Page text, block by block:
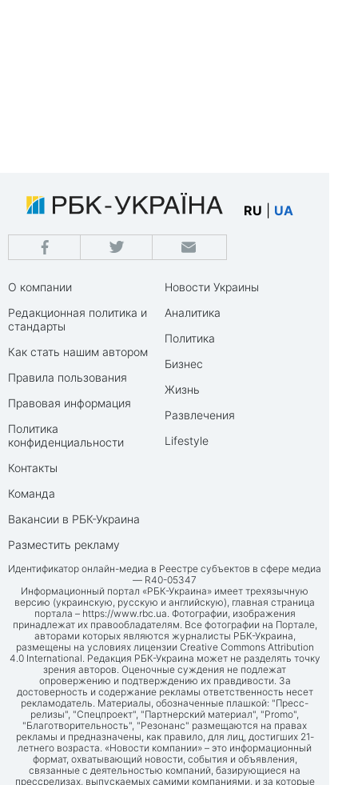
RU UA
О компании
Редакционная политика и
стандарты
Как стать нашим автором
Правила пользования
Правовая информация
Политика
конфиденциальности
Контакты
Команда
Вакансии в РБК-Украина
Разместить рекламу
Новости Украины
Аналитика
Политика
Бизнес
Жизнь
Развлечения
Lifestyle
Идентификатор онлайн-медиа в Реестре субъектов в сфере медиа
— R40-05347
Информационный портал «РБК-Украина» имеет трехязычную
версию (украинскую, русскую и английскую), главная страница
портала – https://www.rbc.ua. Фотографии, изображения
принадлежат их правообладателям. Все фотографии на Портале,
авторами которых являются журналисты РБК-Украина,
размещены на условиях лицензии Creative Commons Attribution
4.0 International. Редакция РБК-Украина может не разделять точку
зрения авторов. Оценочные суждения не подлежат
опровержению и подтверждению их правдивости. За
достоверность и содержание рекламы ответственность несет
рекламодатель. Материалы, обозначенные плашкой: "Пресс-
релизы", "Спецпроект", "Партнерский материал", "Promo",
"Благотворительность", "Резонанс" размещаются на правах
рекламы и предназначены, как правило, для лиц, достигших 21-
летнего возраста. «Новости компании» – это информационный
формат, охватывающий новости, события и объявления,
связанные с деятельностью компаний, базирующиеся на
прессрелизах, выпускаемых самими компаниями, и за которые